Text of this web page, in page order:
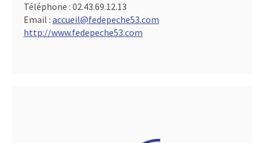
Téléphone : 02.43.69.12.13
Email : accueil@fedepeche53.com
http://www.fedepeche53.com